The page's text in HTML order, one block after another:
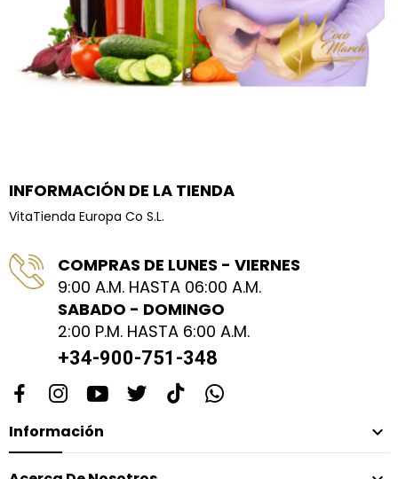
INFORMACIÓN DE LA TIENDA
VitaTienda Europa Co S.L.
COMPRAS DE LUNES - VIERNES
9:00 A.M. HASTA 06:00 A.M.
SABADO - DOMINGO
2:00 P.M. HASTA 6:00 A.M.
+34-900-751-348
Información 